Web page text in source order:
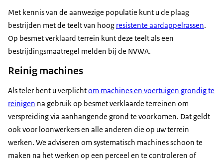
Met kennis van de aanwezige populatie kunt u de plaag
bestrijden met de teelt van hoog resistente aardappelrassen.
Op besmet verklaard terrein kunt deze teelt als een
bestrijdingsmaatregel melden bij de NVWA.
Reinig machines
Als teler bent u verplichtom machines en voertuigen grondig te
reinigen na gebruik op besmet verklaarde terreinen om
verspreiding via aanhangende grond te voorkomen. Dat geldt
ook voor loonwerkers en alle anderen die op uw terrein
werken. We adviseren om systematisch machines schoon te
maken na het werken op een perceel en te controleren of